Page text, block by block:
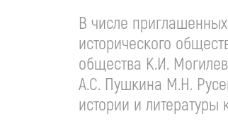
В числе
исторического
общества К.И.
А.С. Пушкина М.Н.
истории и